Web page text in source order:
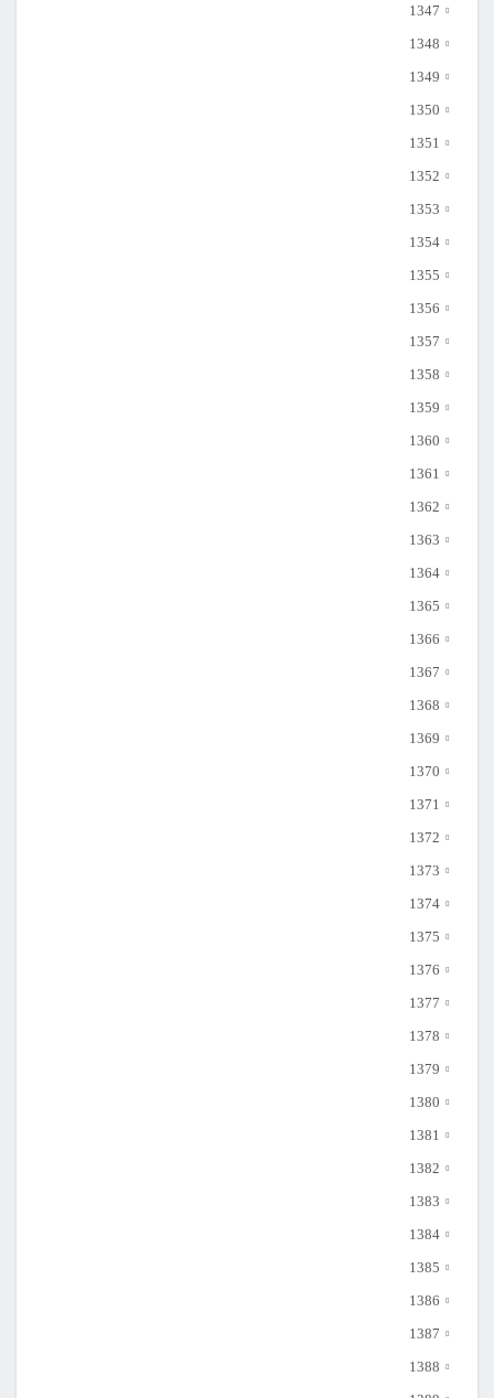
1347
1348
1349
1350
1351
1352
1353
1354
1355
1356
1357
1358
1359
1360
1361
1362
1363
1364
1365
1366
1367
1368
1369
1370
1371
1372
1373
1374
1375
1376
1377
1378
1379
1380
1381
1382
1383
1384
1385
1386
1387
1388